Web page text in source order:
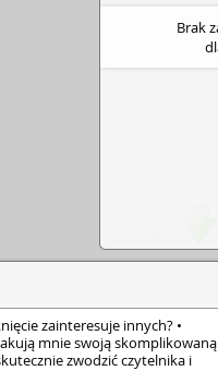
Brak
zainteresuje innych? •
mnie swoją skomplikowaną
zwodzić czytelnika i